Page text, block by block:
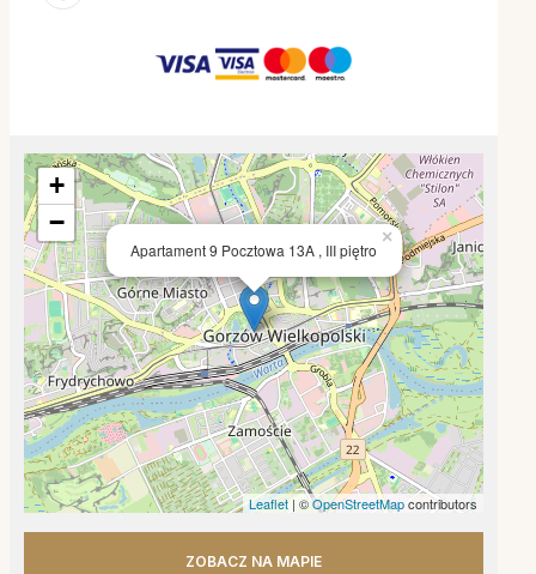
Apartament 9 Pocztowa 13A , III piętro
×
+
−
Leaflet | ©OpenStreetMapcontributors
ZOBACZ NA MAPIE